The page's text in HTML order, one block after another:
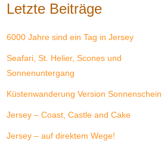
Letzte Beiträge
6000 Jahre sind ein Tag in Jersey
Seafari, St. Helier, Scones und
Sonnenuntergang
Küstenwanderung Version Sonnenschein
Jersey – Coast, Castle and Cake
Jersey – auf direktem Wege!